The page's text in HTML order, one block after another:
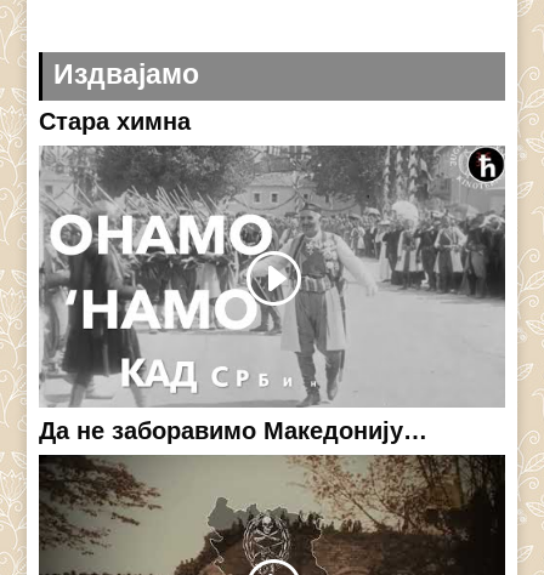
Издвајамо
Стара химна
Да не заборавимо Македонију…